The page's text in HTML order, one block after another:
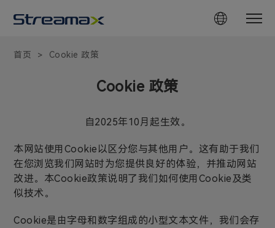
首页 > Cookie 政策
Cookie 政策
自2025年10月起生效。
本网站使用Cookie以区分您与其他用户。这有助于我们
在您浏览我们网站时为您提供良好的体验，并推动网站
改进。本Cookie政策说明了我们如何使用Cookie及类
似技术。
Cookie是由字母和数字组成的小型文本文件，我们会存